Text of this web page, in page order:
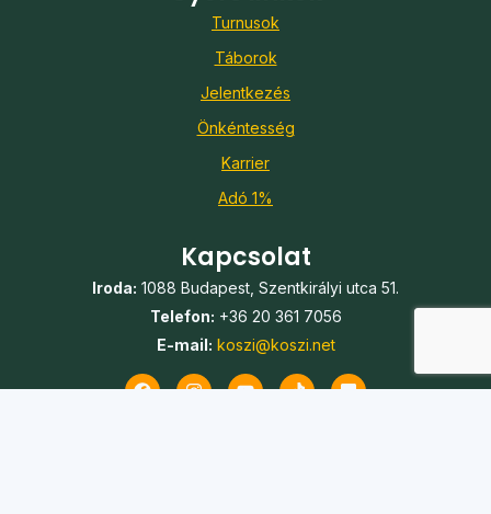
Turnusok
Táborok
Jelentkezés
Önkéntesség
Karrier
Adó 1%
Kapcsolat
Iroda: 1088 Budapest, Szentkirályi utca 51.
Telefon: +36 20 361 7056
E-mail: koszi@koszi.net